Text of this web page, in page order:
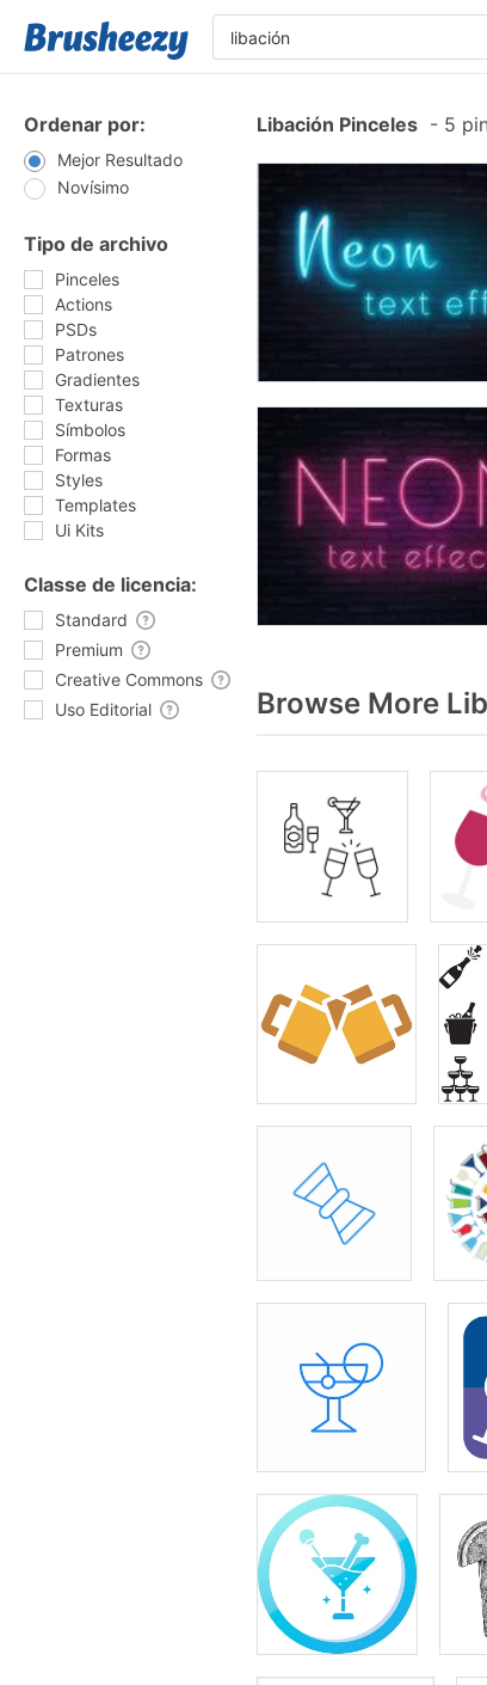
Ordenar por:
Mejor Resultado
Novísimo
Tipo de archivo
Pinceles
Actions
PSDs
Patrones
Gradientes
Texturas
Símbolos
Formas
Styles
Templates
Ui Kits
Classe de licencia:
Standard
Premium
Creative Commons
Uso Editorial
Libación Pinceles - 5
Browse More